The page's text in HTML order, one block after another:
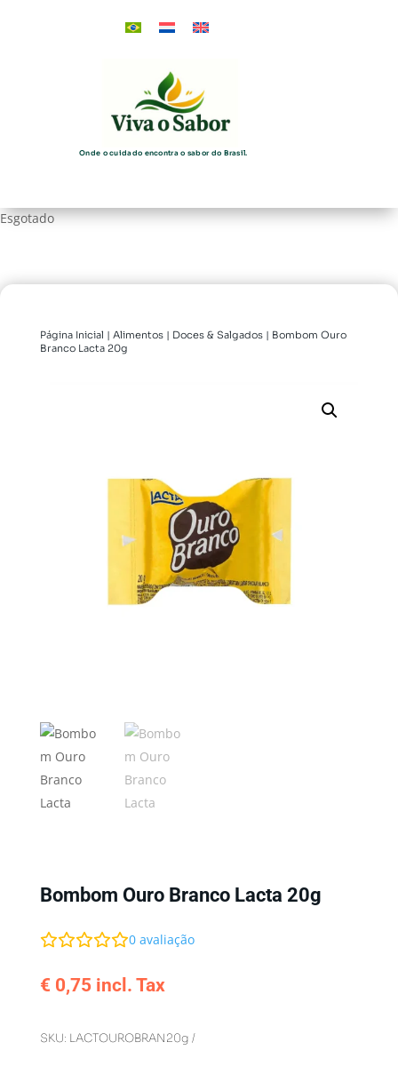
Onde o cuidado encontra o sabor do Brasil.
Esgotado
Página Inicial | Alimentos| Doces & Salgados| Bombom Ouro
Branco Lacta 20g
Bombom Ouro Branco Lacta 20g
0avaliação
€ 0,75 incl. Tax
SKU: LACTOUROBRAN20g